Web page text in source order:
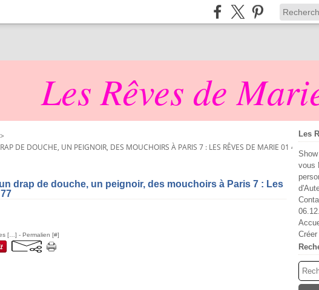
Les Rêves de
>
DE DOUCHE, UN PEIGNOIR, DES MOUCHOIRS À PARIS 7 : LES RÊVES DE MARIE 01 45 67 64
drap de douche, un peignoir, des mouchoirs à Paris 7 : Les
[ ] - Permalien [#]
Les
vous